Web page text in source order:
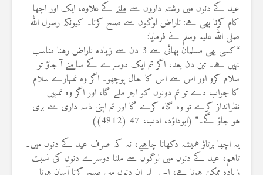
عید کے دنوں میں رشتہ داروں سے ملنے کے علاوہ، ایک اور اچھا
کام کرنا بھی ہے: ناراض لوگوں سے صلح کرنا۔ کیونکہ رسول اللہ
صلی اللہ علیہ وسلم نے فرمایا:
“کسی بھی مسلمان بھائی سے 3 دن سے زیادہ ناراض رہنا مناسب
نہیں ہے۔ تین دن بعد، اگر تم ایک دوسرے کے سامنے آ جاؤ تو
سلام کرو اور اس سے اس کا حال پوچھو۔ اگر وہ تمہارے سلام
کا جواب دے تو تم دونوں کو اجر ملے گا، اور اگر وہ تمہیں
نظرانداز کرے تو وہ گناہ کرے گا اور تم اپنی ذمہ داری سے بری
ہو جاؤ گے۔” (ابوداؤد، ادب، 47 (4912))
یہ اچھا برتاؤ ہمیشہ دکھانا چاہیے، نہ کہ صرف عید کے دنوں میں۔
تاہم، عید کے دنوں میں لوگوں سے ملنا دوسرے دنوں کی نسبت